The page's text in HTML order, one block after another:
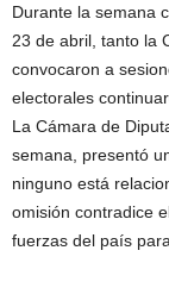
Durante la semana
23 de abril, tanto la
convocaron a
electorales
La Cámara de
semana, presentó
ninguno está
omisión contradice
fuerzas del país